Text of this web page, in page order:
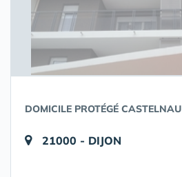
DOMICILE PROTÉGÉ CASTELNAU
21000 - DIJON